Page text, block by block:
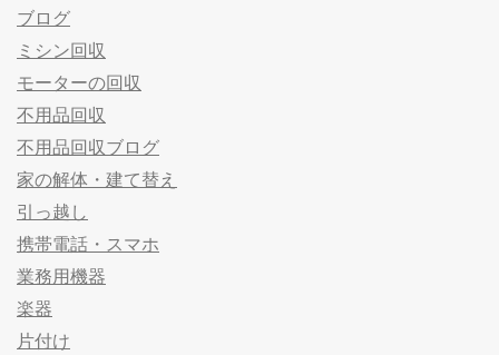
ブログ
ミシン回収
モーターの回収
不用品回収
不用品回収ブログ
家の解体・建て替え
引っ越し
携帯電話・スマホ
業務用機器
楽器
片付け